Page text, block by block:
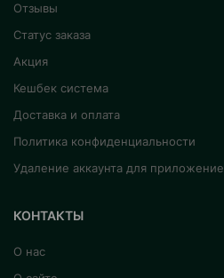
Отзывы
Статус заказа
Акция
Кешбек система
Доставка и оплата
Политика конфиденциальности
Удаление аккаунта для приложение
КОНТАКТЫ
О нас